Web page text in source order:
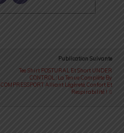
Publication Suivante
Tee Shirt POSTURAL Et Short UNDER
CONTROL : La Tenue Complète By
COMPRESSPORT Alliant Légèreté, Confort Et
Respirabilité !